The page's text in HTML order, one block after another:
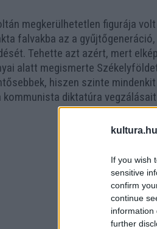
If you wish
sensitive
confirm
continue
information
further
megkerülhetetlen figurája
falvakba az a
Tehette azt azért, mert
alatt megismerte
hiszen szinte
kommunista diktatúra vegzálásait.